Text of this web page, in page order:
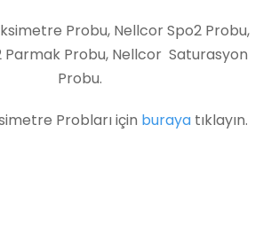
Probu, Nellcor Spo2 Probu,
Parmak Probu, Nellcor Saturasyon
Probu.
Probları için buraya tıklayın.